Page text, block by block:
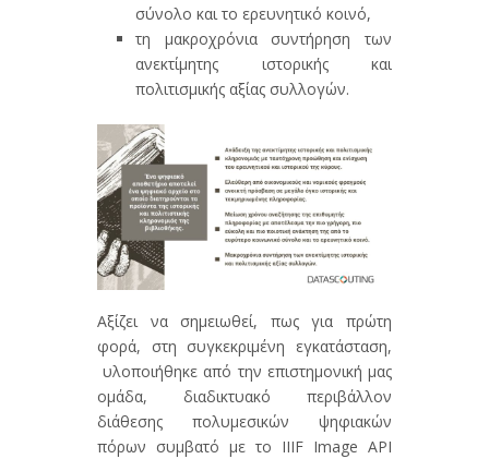
σύνολο και το ερευνητικό κοινό,
τη μακροχρόνια συντήρηση των
ανεκτίμητης ιστορικής και
πολιτισμικής αξίας συλλογών.
Αξίζει να σημειωθεί, πως για πρώτη
φορά, στη συγκεκριμένη εγκατάσταση,
υλοποιήθηκε από την επιστημονική μας
ομάδα, διαδικτυακό περιβάλλον
διάθεσης πολυμεσικών ψηφιακών
πόρων συμβατό με το IIIF Image API